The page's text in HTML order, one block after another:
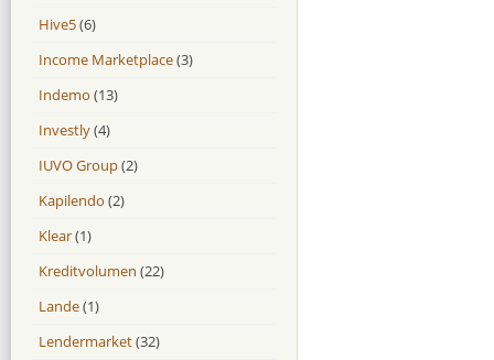
Hive5(6)
Income Marketplace(3)
Indemo (13)
Investly(4)
IUVO Group(2)
Kapilendo (2)
Klear(1)
Kreditvolumen (22)
Lande(1)
Lendermarket(32)